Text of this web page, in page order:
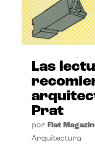
Las
Prat
por Flat
Arquitectura